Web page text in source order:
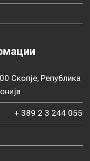
Скопје, Република
+ 389 2 3 244 055